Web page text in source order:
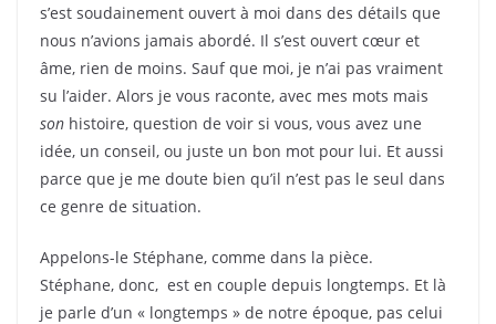
s’est soudainement ouvert à moi dans des détails que
nous n’avions jamais abordé. Il s’est ouvert cœur et
âme, rien de moins. Sauf que moi, je n’ai pas vraiment
su l’aider. Alors je vous raconte, avec mes mots mais
son histoire, question de voir si vous, vous avez une
idée, un conseil, ou juste un bon mot pour lui. Et aussi
parce que je me doute bien qu’il n’est pas le seul dans
ce genre de situation.
Appelons-le Stéphane, comme dans la pièce.
Stéphane, donc, est en couple depuis longtemps. Et là
je parle d’un « longtemps » de notre époque, pas celui